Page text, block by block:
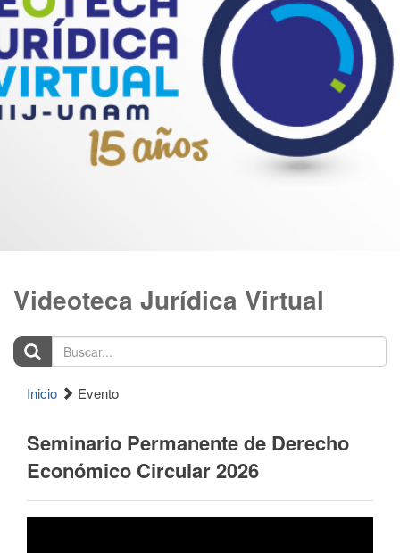
Videoteca Jurídica Virtual
Buscar...
Inicio Evento
Seminario Permanente de Derecho
Económico Circular 2026